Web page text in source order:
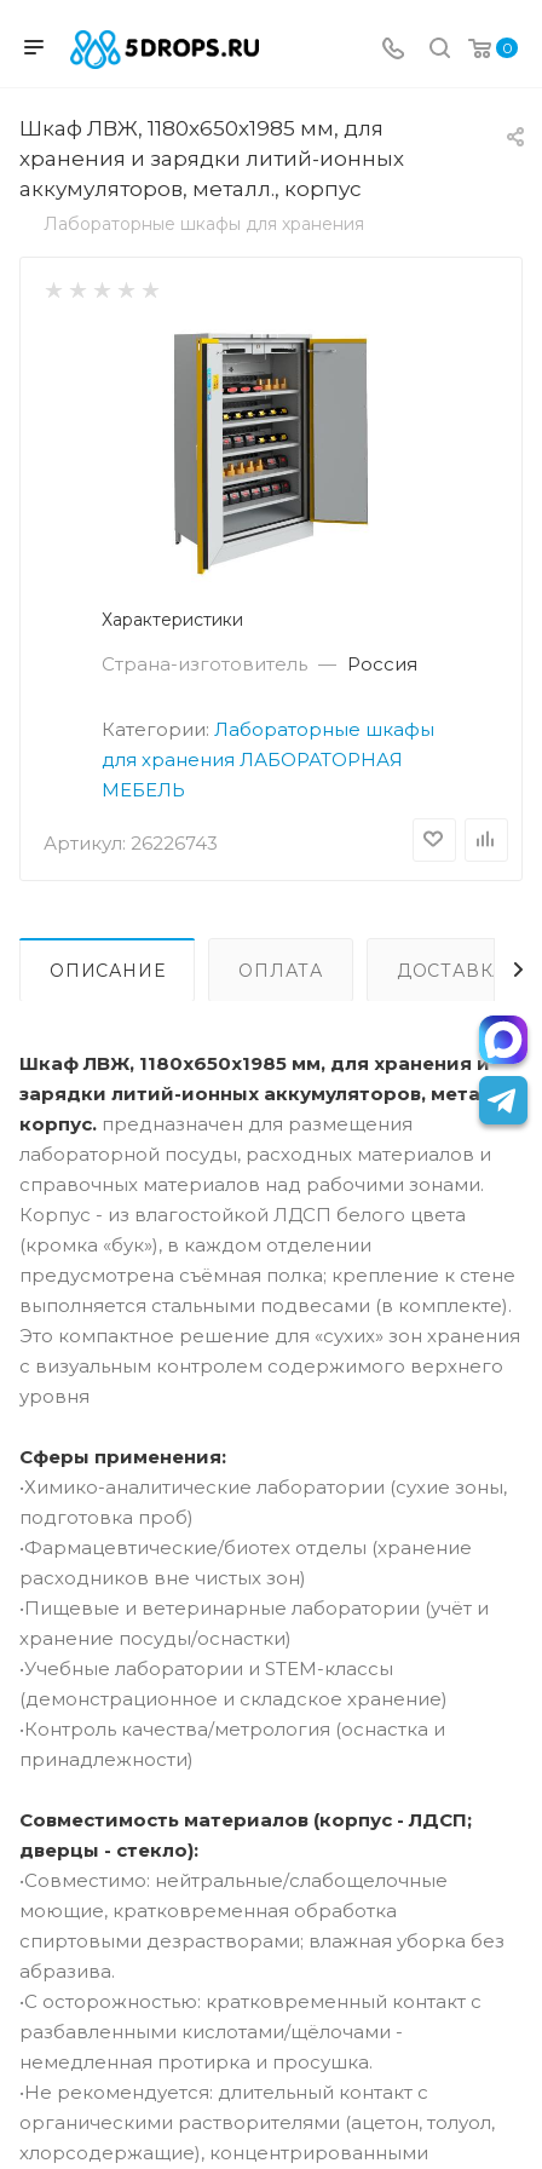
0
Шкаф ЛВЖ, 1180x650x1985 мм, для
хранения и зарядки литий-ионных
аккумуляторов, металл., корпус
Лабораторные шкафы для хранения
Артикул: 26226743
Характеристики
Страна-изготовитель — Россия
Категории: Лабораторные шкафы
для хранения ЛАБОРАТОРНАЯ
МЕБЕЛЬ
ОПИСАНИЕ ОПЛАТА ДОСТАВКА
Шкаф ЛВЖ, 1180x650x1985 мм, для хранения и
зарядки литий-ионных аккумуляторов, металл.,
корпус. предназначен для размещения
лабораторной посуды, расходных материалов и
справочных материалов над рабочими зонами.
Корпус - из влагостойкой ЛДСП белого цвета
(кромка «бук»), в каждом отделении
предусмотрена съёмная полка; крепление к стене
выполняется стальными подвесами (в комплекте).
Это компактное решение для «сухих» зон хранения
с визуальным контролем содержимого верхнего
уровня
Сферы применения:
•Химико-аналитические лаборатории (сухие зоны,
подготовка проб)
•Фармацевтические/биотех отделы (хранение
расходников вне чистых зон)
•Пищевые и ветеринарные лаборатории (учёт и
хранение посуды/оснастки)
•Учебные лаборатории и STEM-классы
(демонстрационное и складское хранение)
•Контроль качества/метрология (оснастка и
принадлежности)
Совместимость материалов (корпус - ЛДСП;
дверцы - стекло):
•Совместимо: нейтральные/слабощелочные
моющие, кратковременная обработка
спиртовыми дезрастворами; влажная уборка без
абразива.
•С осторожностью: кратковременный контакт с
разбавленными кислотами/щёлочами -
немедленная протирка и просушка.
•Не рекомендуется: длительный контакт с
органическими растворителями (ацетон, толуол,
хлорсодержащие), концентрированными